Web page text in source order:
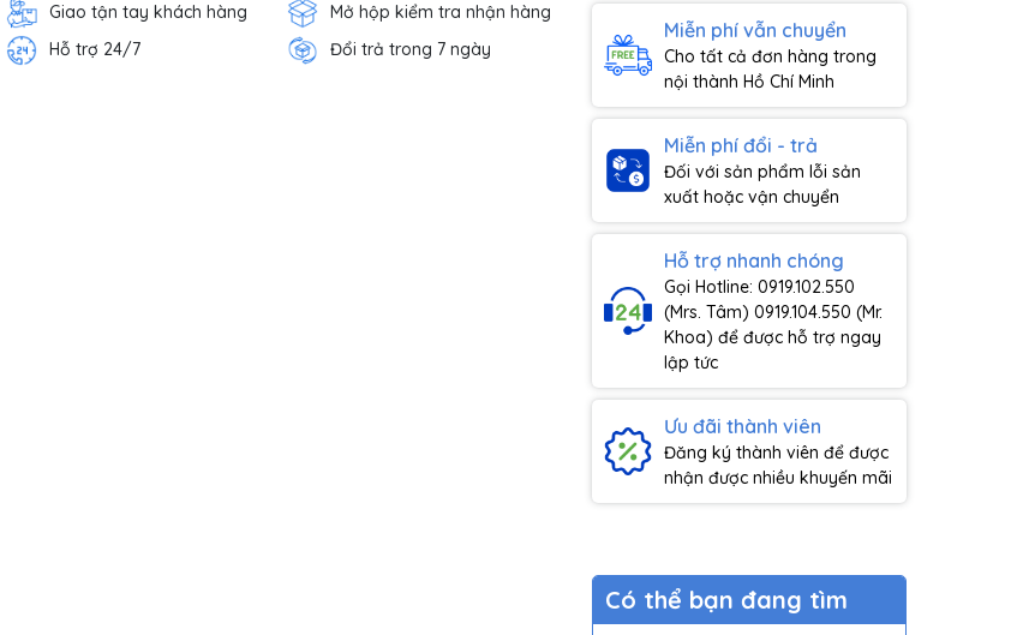
Giao tận tay khách hàng
Mở hộp kiểm tra nhận hàng
Hỗ trợ 24/7
Đổi trả trong 7 ngày
Miễn phí vẫn chuyển
Cho tất cả đơn hàng trong
nội thành Hồ Chí Minh
Miễn phí đổi - trả
Đối với sản phẩm lỗi sản
xuất hoặc vận chuyển
Hỗ trợ nhanh chóng
Gọi Hotline: 0919.102.550
(Mrs. Tâm) 0919.104.550 (Mr.
Khoa) để được hỗ trợ ngay
lập tức
Ưu đãi thành viên
Đăng ký thành viên để được
nhận được nhiều khuyến mãi
Có thể bạn đang tìm